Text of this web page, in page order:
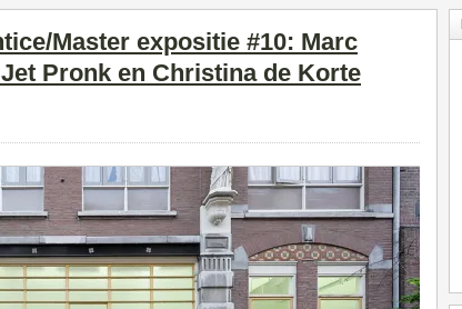
Master expositie #10: Marc
Pronk en Christina de Korte